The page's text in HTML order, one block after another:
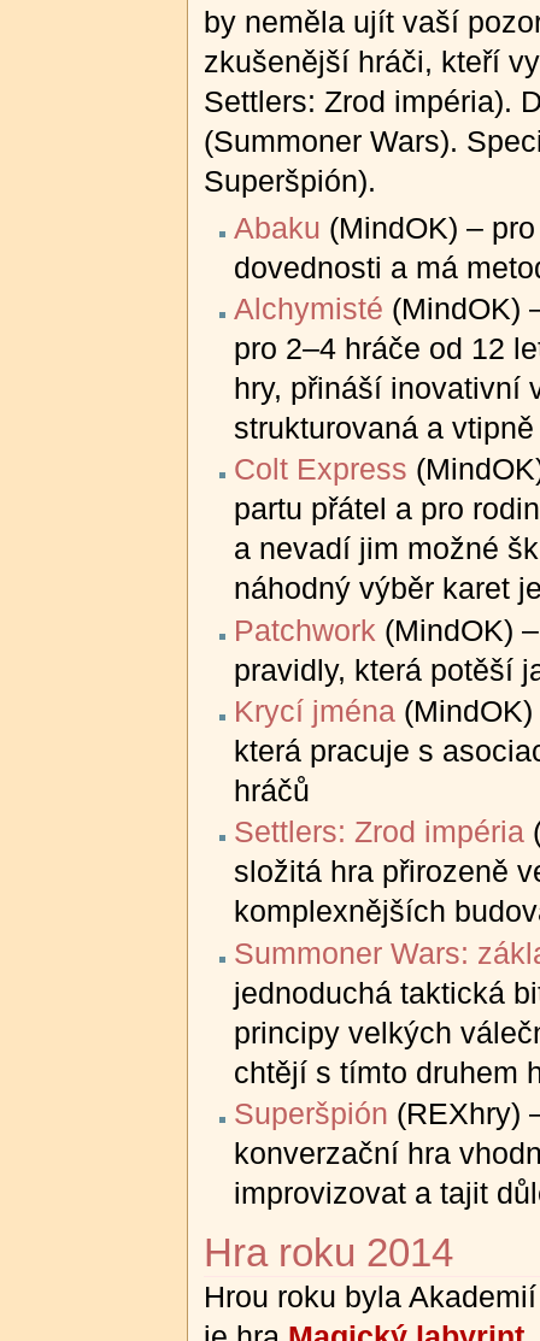
by neměla ujít vaší
zkušenější hráči, kteří
Settlers: Zrod impéria).
(Summoner Wars).
Superšpión).
Abaku (MindOK) –
dovednosti a má
Alchymisté (MindOK)
pro 2–4 hráče od 12
hry, přináší inovativní
strukturovaná a
Colt Express
partu přátel a pro
a nevadí jim možné
náhodný výběr karet
Patchwork (MindOK)
pravidly, která potěší
Krycí jména
která pracuje s
hráčů
Settlers: Zrod impéria
složitá hra přirozeně
komplexnějších
Summoner Wars:
jednoduchá taktická
principy velkých
chtějí s tímto druhem
Superšpión (REXhry)
konverzační hra
improvizovat a tajit
Hra roku 2014
Hrou roku byla